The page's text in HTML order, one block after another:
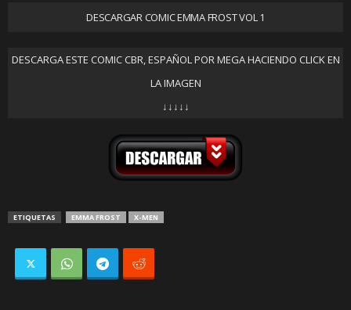
DESCARGAR COMIC EMMA FROST VOL 1
DESCARGA ESTE COMIC CBR, ESPAÑOL POR MEGA HACIENDO CLICK EN
LA IMAGEN
↓↓↓↓↓
ETIQUETAS EMMA FROST X-MEN